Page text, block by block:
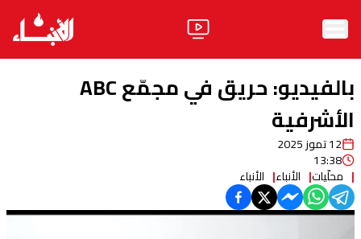
الأخبار
آراء
فيديو
مواقف
بالفيديو: حريق في مجمّع ABC
الأشرفية
12 تموز 2025
13:38
محلّيات الأنباء الأنباء